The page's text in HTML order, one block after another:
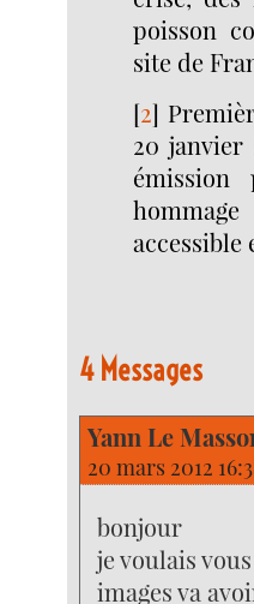
poisson
site de
[2]
20 janvier
émission
accessible
4 Messages
Yann Le
20 mars 2012
bonjour
je voulais
images va